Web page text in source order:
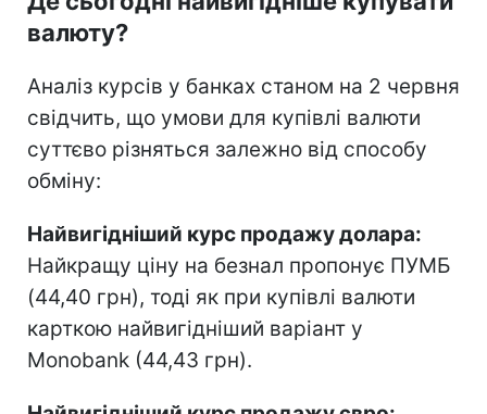
валюту?
Аналіз курсів у банках станом на 2 червня
свідчить, що умови для купівлі валюти
суттєво різняться залежно від способу
обміну:
Найвигідніший курс продажу долара:
Найкращу ціну на безнал пропонує ПУМБ
(44,40 грн), тоді як при купівлі валюти
карткою найвигідніший варіант у
Monobank (44,43 грн).